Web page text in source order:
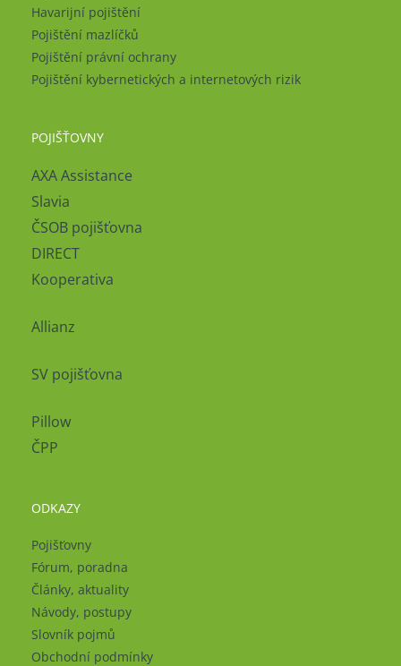
Havarijní pojištění
Pojištění mazlíčků
Pojištění právní ochrany
Pojištění kybernetických a internetových rizik
POJIŠŤOVNY
AXA Assistance
Slavia
ČSOB pojišťovna
DIRECT
Kooperativa
Allianz
SV pojišťovna
Pillow
ČPP
ODKAZY
Pojišťovny
Fórum, poradna
Články, aktuality
Návody, postupy
Slovník pojmů
Obchodní podmínky